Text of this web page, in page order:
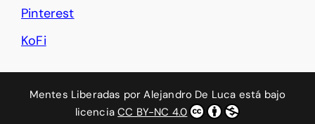
Pinterest
KoFi
Mentes Liberadas porAlejandro De Luca está bajo
licenciaCC BY-NC 4.0